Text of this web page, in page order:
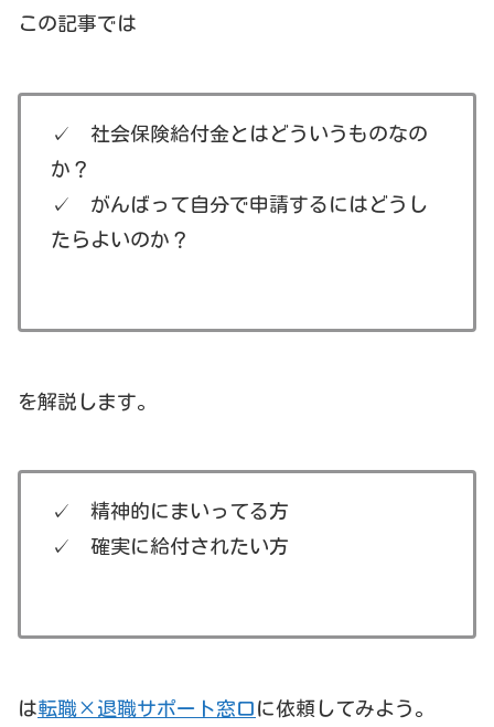
この記事では
✓ 社会保険給付金とはどういうものなの
か？
✓ がんばって自分で申請するにはどうし
たらよいのか？
を解説します。
✓ 精神的にまいってる方
✓ 確実に給付されたい方
は転職×退職サポート窓口 に依頼してみよう。